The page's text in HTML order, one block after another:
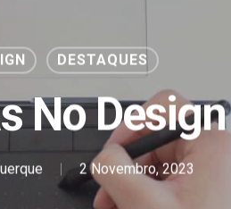
DESTAQUES
No
2 Novembro, 2023